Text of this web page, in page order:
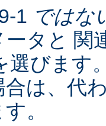
1 ではな
ータと 関
選びます
は、代
。